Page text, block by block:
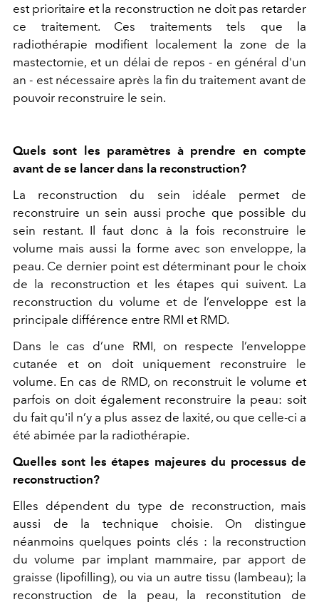
est prioritaire et la reconstruction ne doit pas retarder
ce traitement. Ces traitements tels que la
radiothérapie modifient localement la zone de la
mastectomie, et un délai de repos - en général d'un
an - est nécessaire après la fin du traitement avant de
pouvoir reconstruire le sein.
Quels sont les paramètres à prendre en compte
avant de se lancer dans la reconstruction?
La reconstruction du sein idéale permet de
reconstruire un sein aussi proche que possible du
sein restant. Il faut donc à la fois reconstruire le
volume mais aussi la forme avec son enveloppe, la
peau. Ce dernier point est déterminant pour le choix
de la reconstruction et les étapes qui suivent. La
reconstruction du volume et de l’enveloppe est la
principale différence entre RMI et RMD.
Dans le cas d’une RMI, on respecte l’enveloppe
cutanée et on doit uniquement reconstruire le
volume. En cas de RMD, on reconstruit le volume et
parfois on doit également reconstruire la peau: soit
du fait qu'il n’y a plus assez de laxité, ou que celle-ci a
été abimée par la radiothérapie.
Quelles sont les étapes majeures du processus de
reconstruction?
Elles dépendent du type de reconstruction, mais
aussi de la technique choisie. On distingue
néanmoins quelques points clés : la reconstruction
du volume par implant mammaire, par apport de
graisse (lipofilling), ou via un autre tissu (lambeau); la
reconstruction de la peau, la reconstitution de